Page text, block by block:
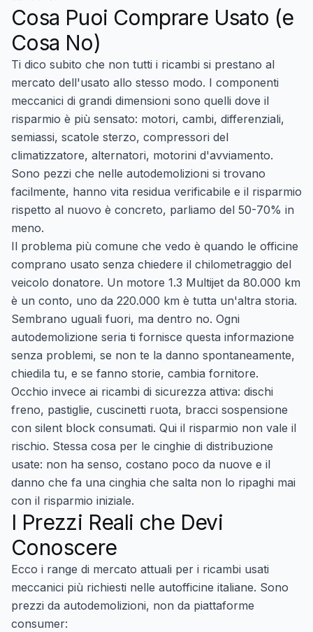
Cosa Puoi Comprare Usato (e
Cosa No)
Ti dico subito che non tutti i ricambi si prestano al
mercato dell'usato allo stesso modo. I componenti
meccanici di grandi dimensioni sono quelli dove il
risparmio è più sensato: motori, cambi, differenziali,
semiassi, scatole sterzo, compressori del
climatizzatore, alternatori, motorini d'avviamento.
Sono pezzi che nelle autodemolizioni si trovano
facilmente, hanno vita residua verificabile e il risparmio
rispetto al nuovo è concreto, parliamo del 50-70% in
meno.
Il problema più comune che vedo è quando le officine
comprano usato senza chiedere il chilometraggio del
veicolo donatore. Un motore 1.3 Multijet da 80.000 km
è un conto, uno da 220.000 km è tutta un'altra storia.
Sembrano uguali fuori, ma dentro no. Ogni
autodemolizione seria ti fornisce questa informazione
senza problemi, se non te la danno spontaneamente,
chiedila tu, e se fanno storie, cambia fornitore.
Occhio invece ai ricambi di sicurezza attiva: dischi
freno, pastiglie, cuscinetti ruota, bracci sospensione
con silent block consumati. Qui il risparmio non vale il
rischio. Stessa cosa per le cinghie di distribuzione
usate: non ha senso, costano poco da nuove e il
danno che fa una cinghia che salta non lo ripaghi mai
con il risparmio iniziale.
I Prezzi Reali che Devi
Conoscere
Ecco i range di mercato attuali per i ricambi usati
meccanici più richiesti nelle autofficine italiane. Sono
prezzi da autodemolizioni, non da piattaforme
consumer: